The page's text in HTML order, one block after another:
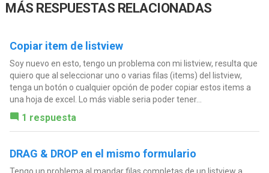
MÁS RESPUESTAS RELACIONADAS
Copiar item de listview
Soy nuevo en esto, tengo un problema con mi listview, resulta que
quiero que al seleccionar uno o varias filas (items) del listview,
tenga un botón o cualquier opción de poder copiar estos items a
una hoja de excel. Lo más viable seria poder tener...
1 respuesta
DRAG & DROP en el mismo formulario